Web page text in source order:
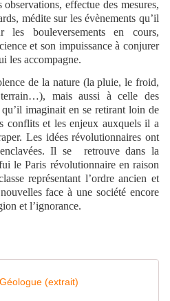
effectue des mesures,
médite sur les évènements qu’il
les bouleversements en cours,
et son impuissance à conjurer
les accompagne.
de la nature (la pluie, le froid,
mais aussi à celle des
imaginait en se retirant loin de
conflits et les enjeux auxquels il a
Les idées révolutionnaires ont
Il se retrouve dans la
le Paris révolutionnaire en raison
représentant l’ordre ancien et
face à une société encore
et l’ignorance.
(extrait)